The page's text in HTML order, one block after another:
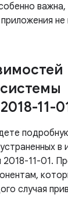
важна,
не
11-
в
11-01.
случая